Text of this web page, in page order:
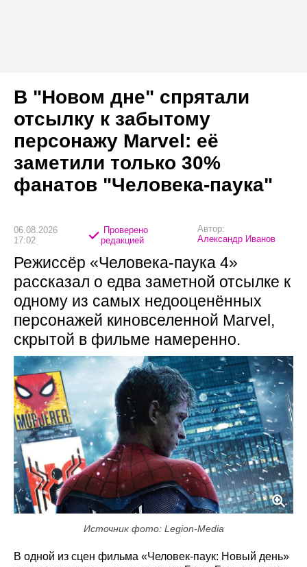
В "Новом дне" спрятали
отсылку к забытому
персонажу Marvel: её
заметили только 30%
фанатов "Человека-паука"
06.08.2026
17:02
Проверено
редакцией
Автор:
Александр Иванов
Режиссёр «Человека-паука 4»
рассказал о едва заметной отсылке к
одному из самых недооценённых
персонажей киновселенной Marvel,
скрытой в фильме намеренно.
Источник фото: Legion-Media
В одной из сцен фильма «Человек-паук: Новый день»